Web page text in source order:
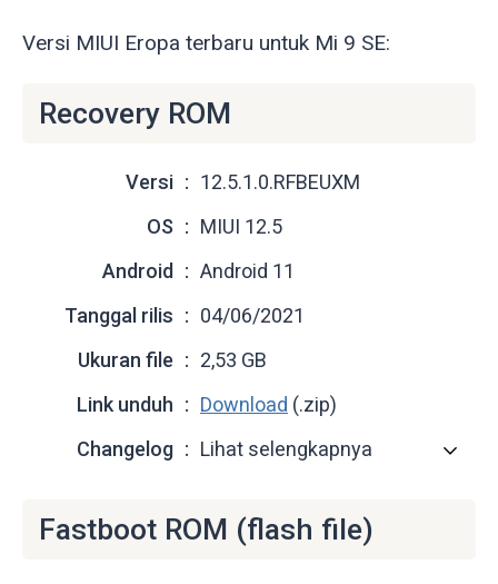
Versi MIUI Eropa terbaru untuk Mi 9 SE:
Recovery ROM
Versi
12.5.1.0.RFBEUXM
OS
MIUI 12.5
Android
Android 11
Tanggal rilis
04/06/2021
Ukuran file
2,53 GB
Link unduh
Download (.zip)
Changelog
Lihat selengkapnya
Fastboot ROM (flash file)